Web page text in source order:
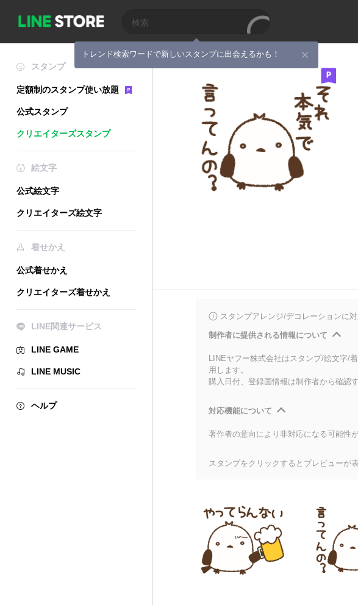
トレンド検索ワードで新しいスタンプに出会えるかも！
スタンプ
定額制のスタンプ使い放題
公式スタンプ
クリエイターズスタンプ
絵文字
公式絵文字
クリエイターズ絵文字
着せかえ
公式着せかえ
クリエイターズ着せかえ
LINE関連サービス
LINE GAME
LINE MUSIC
ヘルプ
スタンプアレンジ/デコレーションに
制作者に提供される情報について
LINEヤフー株式会社はスタンプ/絵文字/
用します。
購入日付、登録国情報は制作者から確認
対応機能について
著作者の意向により非対応になる可能性
スタンプをクリックするとプレビューが